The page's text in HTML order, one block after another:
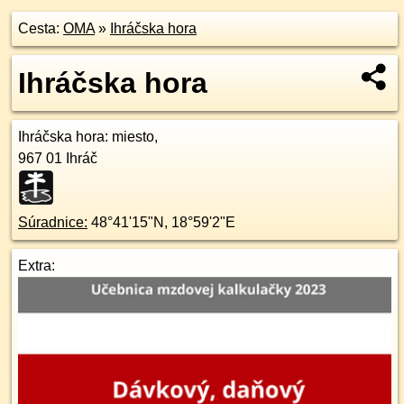
Cesta: OMA» Ihráčska hora
Ihráčska hora
Ihráčska hora: miesto,
967 01
Ihráč
Súradnice: 48°41'15"N , 18°59'2"E
Extra: